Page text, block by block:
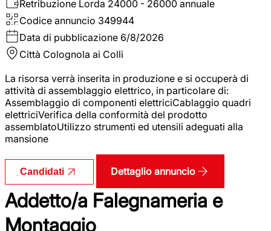
Retribuzione Lorda 24000 - 26000 annuale
Codice annuncio 349944
Data di pubblicazione 6/8/2026
Città Colognola ai Colli
La risorsa verrà inserita in produzione e si occuperà di
attività di assemblaggio elettrico, in particolare di:
Assemblaggio di componenti elettriciCablaggio quadri
elettriciVerifica della conformità del prodotto
assemblatoUtilizzo strumenti ed utensili adeguati alla
mansione
Candidati Dettaglio annuncio
Addetto/a Falegnameria e
Montaggio